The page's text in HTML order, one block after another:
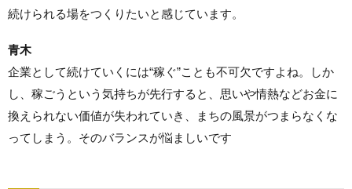
続けられる場をつくりたいと感じています。
青木
企業として続けていくには“稼ぐ”ことも不可欠ですよね。しか
し、稼ごうという気持ちが先行すると、思いや情熱などお金に
換えられない価値が失われていき、まちの風景がつまらなくな
ってしまう。そのバランスが悩ましいです